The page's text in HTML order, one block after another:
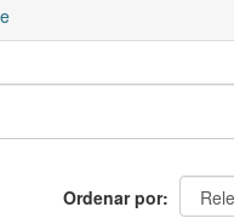
Ordenar por